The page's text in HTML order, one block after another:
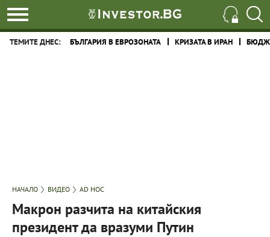
ТЕМИТЕ ДНЕС: БЪЛГАРИЯ В ЕВРОЗОНАТА КРИЗАТА В ИРАН
НАЧАЛО ВИДЕО AD HOC
Макрон разчита на китайския
президент да вразуми Путин